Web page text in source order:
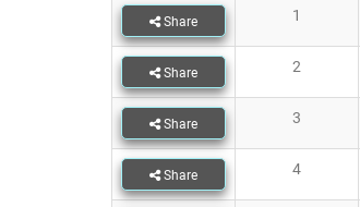
Share 1
Share 2
Share 3
Share 4